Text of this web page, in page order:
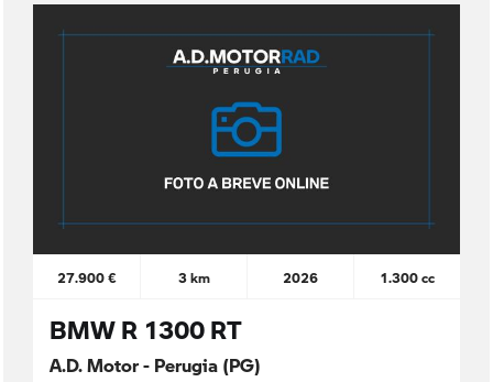
27.900 € 3 km 2026 1.300 cc
BMW R 1300 RT
A.D. Motor - Perugia (PG)